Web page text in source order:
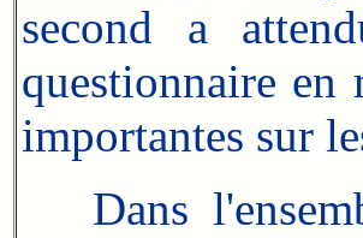
second a
questionnaire en
importantes sur
Dans